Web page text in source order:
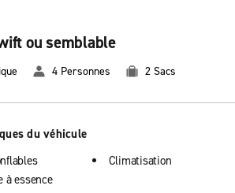
ou semblable
4 Personnes 2 Sacs
du véhicule
à essence
Climatisation